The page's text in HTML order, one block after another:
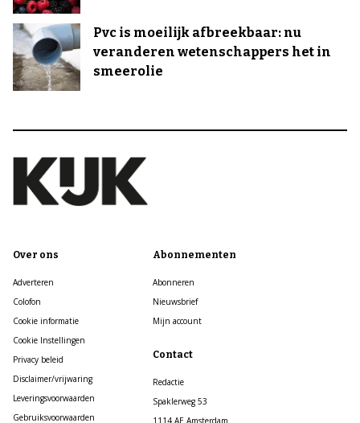
Pvc is moeilijk afbreekbaar: nu
veranderen wetenschappers het in
smeerolie
Over ons
Adverteren
Colofon
Cookie informatie
Cookie Instellingen
Privacy beleid
Disclaimer/vrijwaring
Leveringsvoorwaarden
Gebruiksvoorwaarden
Abonnementen
Abonneren
Nieuwsbrief
Mijn account
Contact
Redactie
Spaklerweg 53
1114 AE Amsterdam